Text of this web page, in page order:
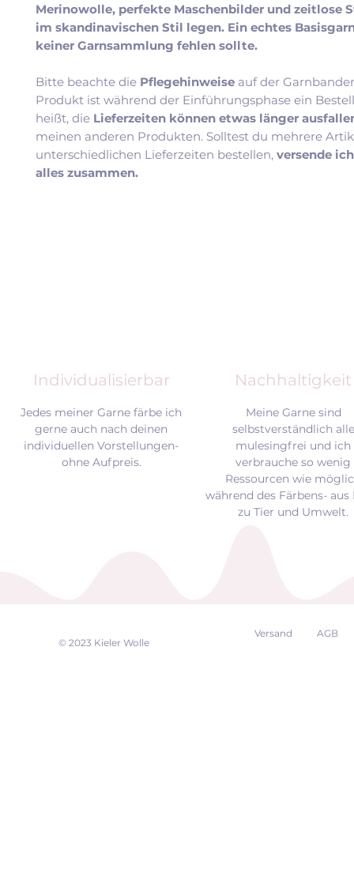
Merinowolle, perfekte Maschenbilder und zeitlose
im skandinavischen Stil legen. Ein echtes
keiner Garnsammlung fehlen sollte.
Bitte beachte die Pflegehinweise auf der
Produkt ist während der Einführungsphase ein
heißt, die Lieferzeiten können etwas länger
meinen anderen Produkten. Solltest du mehrere
unterschiedlichen Lieferzeiten bestellen, versende
alles zusammen.
Individualisierbar Nachhaltigkeit
Jedes meiner Garne färbe ich
gerne auch nach deinen
individuellen Vorstellungen-
ohne Aufpreis.
Meine Garne sind
selbstverständlich alle
mulesingfrei und ich
verbrauche so wenig
Ressourcen wie
während des Färbens- aus
zu Tier und Umwelt.
© 2023 Kieler Wolle
Versand AGB